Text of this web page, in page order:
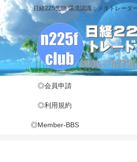
日経225先物 環境認識：メタトレーダ
◎会員申請
◎利用規約
◎Member-BBS